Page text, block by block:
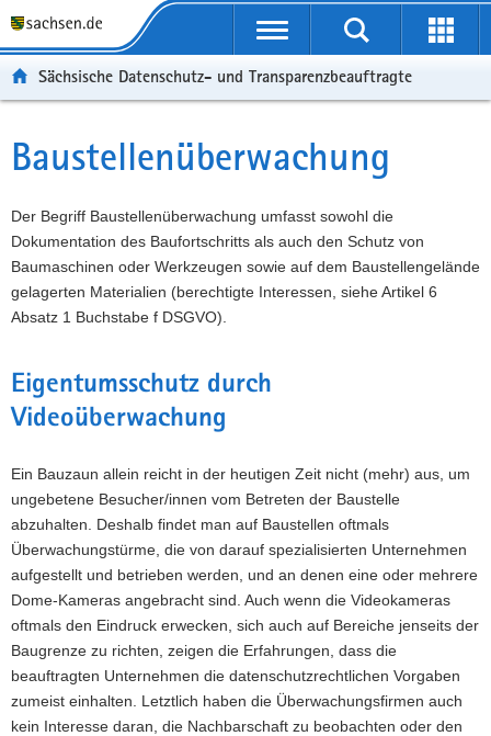
t
ü
e
r
g
r
e
e
n
e
a
v
a
n
t
n
v
i
g
a
t
n
p
n
a
l
t
t
-
e
r
e
i
c
Sächsische Datenschutz- und Transparenzbeauftragte
Hauptinhalt
Baustellenüberwachung
Der Begriff Baustellenüberwachung umfasst sowohl die
Dokumentation des Baufortschritts als auch den Schutz von
Baumaschinen oder Werkzeugen sowie auf dem Baustellengelände
gelagerten Materialien (berechtigte Interessen, siehe Artikel 6
Absatz 1 Buchstabe f DSGVO).
Eigentumsschutz durch
Videoüberwachung
Ein Bauzaun allein reicht in der heutigen Zeit nicht (mehr) aus, um
ungebetene Besucher/innen vom Betreten der Baustelle
abzuhalten. Deshalb findet man auf Baustellen oftmals
Überwachungstürme, die von darauf spezialisierten Unternehmen
aufgestellt und betrieben werden, und an denen eine oder mehrere
Dome-Kameras angebracht sind. Auch wenn die Videokameras
oftmals den Eindruck erwecken, sich auch auf Bereiche jenseits der
Baugrenze zu richten, zeigen die Erfahrungen, dass die
beauftragten Unternehmen die datenschutzrechtlichen Vorgaben
zumeist einhalten. Letztlich haben die Überwachungsfirmen auch
kein Interesse daran, die Nachbarschaft zu beobachten oder den